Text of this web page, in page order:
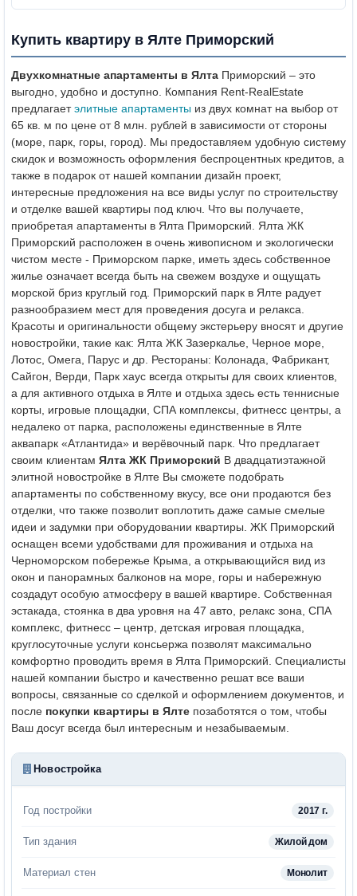
Купить квартиру в Ялте Приморский
Двухкомнатные апартаменты в Ялта Приморский – это
выгодно, удобно и доступно. Компания Rent-RealEstate
предлагаетэлитные апартаменты из двух комнат на выбор от
65 кв. м по цене от 8 млн. рублей в зависимости от стороны
(море, парк, горы, город). Мы предоставляем удобную систему
скидок и возможность оформления беспроцентных кредитов, а
также в подарок от нашей компании дизайн проект,
интересные предложения на все виды услуг по строительству
и отделке вашей квартиры под ключ. Что вы получаете,
приобретая апартаменты в Ялта Приморский. Ялта ЖК
Приморский расположен в очень живописном и экологически
чистом месте - Приморском парке, иметь здесь собственное
жилье означает всегда быть на свежем воздухе и ощущать
морской бриз круглый год. Приморский парк в Ялте радует
разнообразием мест для проведения досуга и релакса.
Красоты и оригинальности общему экстерьеру вносят и другие
новостройки, такие как: Ялта ЖК Зазеркалье, Черное море,
Лотос, Омега, Парус и др. Рестораны: Колонада, Фабрикант,
Сайгон, Верди, Парк хаус всегда открыты для своих клиентов,
а для активного отдыха в Ялте и отдыха здесь есть теннисные
корты, игровые площадки, СПА комплексы, фитнесс центры, а
недалеко от парка, расположены единственные в Ялте
аквапарк «Атлантида» и верёвочный парк. Что предлагает
своим клиентам Ялта ЖК Приморский В двадцатиэтажной
элитной новостройке в Ялте Вы сможете подобрать
апартаменты по собственному вкусу, все они продаются без
отделки, что также позволит воплотить даже самые смелые
идеи и задумки при оборудовании квартиры. ЖК Приморский
оснащен всеми удобствами для проживания и отдыха на
Черноморском побережье Крыма, а открывающийся вид из
окон и панорамных балконов на море, горы и набережную
создадут особую атмосферу в вашей квартире. Собственная
эстакада, стоянка в два уровня на 47 авто, релакс зона, СПА
комплекс, фитнесс – центр, детская игровая площадка,
круглосуточные услуги консьержа позволят максимально
комфортно проводить время в Ялта Приморский. Специалисты
нашей компании быстро и качественно решат все ваши
вопросы, связанные со сделкой и оформлением документов, и
после покупки квартиры в Ялте позаботятся о том, чтобы
Ваш досуг всегда был интересным и незабываемым.
Новостройка
Год постройки 2017 г.
Тип здания Жилой дом
Материал стен Монолит